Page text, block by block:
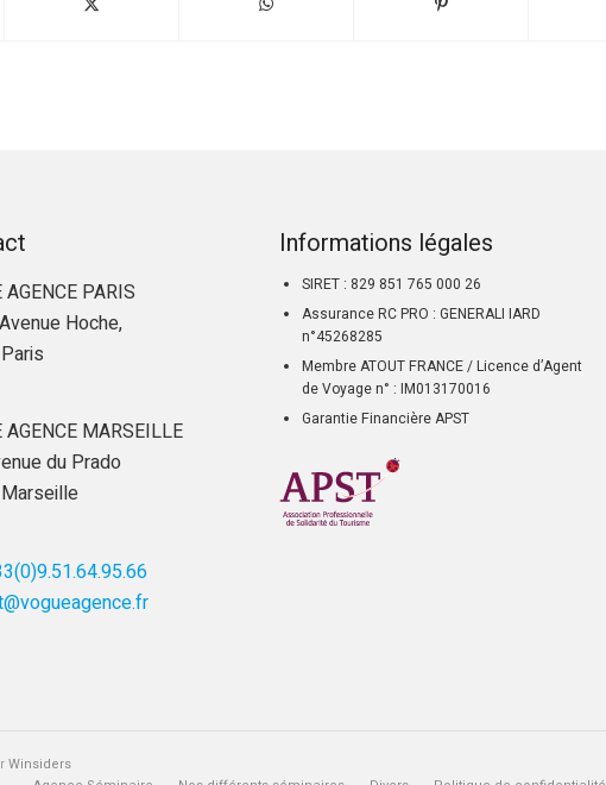
AGENCE PARIS
Hoche,
AGENCE MARSEILLE
du Prado
Informations légales
SIRET : 829 851 765 000 26
Assurance RC PRO : GENERALI IARD
n°45268285
Membre ATOUT FRANCE / Licence d’Agent
de Voyage n° : IM013170016
Garantie Financière APST
Winsiders